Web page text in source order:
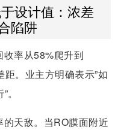
设计值：浓差
陷阱
率从58%爬升到
。业主方明确表示”如
天敌。当RO膜面附近